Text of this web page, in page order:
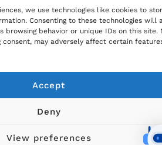
we use technologies like cookies to
Consenting to these technologies will
browsing behavior or unique IDs on this site.
consent, may adversely affect certain
Accept
Deny
View preferences